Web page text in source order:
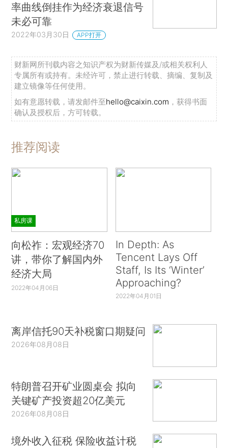
率曲线倒挂作为经济衰退信号
未必可靠
2022年03月30日 APP打开
财新网所刊载内容之知识产权为财新传媒及/或相关权利人
专属所有或持有。未经许可，禁止进行转载、摘编、复制及
建立镜像等任何使用。
如有意愿转载，请发邮件至hello@caixin.com ，获得书面
确认及授权后，方可转载。
推荐阅读
私房课
向松祚：宏观经济70
讲，带你了解国内外
经济大局
2022年04月06日
In Depth: As
Tencent Lays Off
Staff, Is Its ‘Winter’
Approaching?
2022年04月01日
离岸信托90天补税窗口期疑问
2026年08月08日
特朗普召开矿业圆桌会 拟向
关键矿产投资超20亿美元
2026年08月08日
境外收入征税 保险收益计税